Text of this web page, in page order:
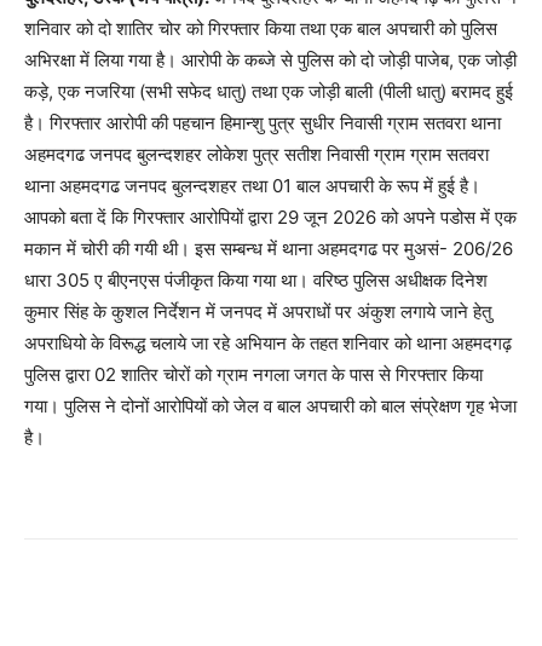
शनिवार को दो शातिर चोर को गिरफ्तार किया तथा एक बाल अपचारी को पुलिस
अभिरक्षा में लिया गया है। आरोपी के कब्जे से पुलिस को दो जोड़ी पाजेब, एक जोड़ी
कड़े, एक नजरिया (सभी सफेद धातु) तथा एक जोड़ी बाली (पीली धातु) बरामद हुई
है। गिरफ्तार आरोपी की पहचान हिमान्शु पुत्र सुधीर निवासी ग्राम सतवरा थाना
अहमदगढ जनपद बुलन्दशहर लोकेश पुत्र सतीश निवासी ग्राम ग्राम सतवरा
थाना अहमदगढ जनपद बुलन्दशहर तथा 01 बाल अपचारी के रूप में हुई है।
आपको बता दें कि गिरफ्तार आरोपियों द्वारा 29 जून 2026 को अपने पडोस में एक
मकान में चोरी की गयी थी। इस सम्बन्ध में थाना अहमदगढ पर मुअसं- 206/26
धारा 305 ए बीएनएस पंजीकृत किया गया था। वरिष्ठ पुलिस अधीक्षक दिनेश
कुमार सिंह के कुशल निर्देशन में जनपद में अपराधों पर अंकुश लगाये जाने हेतु
अपराधियो के विरूद्ध चलाये जा रहे अभियान के तहत शनिवार को थाना अहमदगढ़
पुलिस द्वारा 02 शातिर चोरों को ग्राम नगला जगत के पास से गिरफ्तार किया
गया। पुलिस ने दोनों आरोपियों को जेल व बाल अपचारी को बाल संप्रेक्षण गृह भेजा
है।